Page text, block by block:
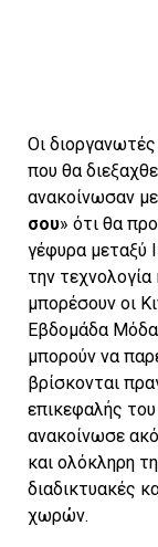
Οι
που θα
ανακοίνωσαν
σου» ότι θα
γέφυρα μεταξύ
την τεχνολογία
μπορέσουν οι
Εβδομάδα
μπορούν να
βρίσκονται
επικεφαλής
ανακοίνωσε
και ολόκληρη
διαδικτυακές
χωρών.